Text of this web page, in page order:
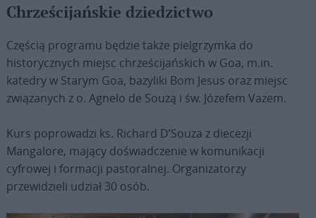
Chrześcijańskie dziedzictwo
Częścią programu będzie także pielgrzymka do
historycznych miejsc chrześcijańskich w Goa, m.in.
katedry w Starym Goa, bazyliki Bom Jesus oraz miejsc
związanych z o. Agnelo de Souzą i św. Józefem Vazem.
Kurs poprowadzi ks. Richard D’Souza z diecezji
Mangalore, mający doświadczenie w komunikacji
cyfrowej i formacji pastoralnej. Organizatorzy
przewidzieli udział 30 osób.